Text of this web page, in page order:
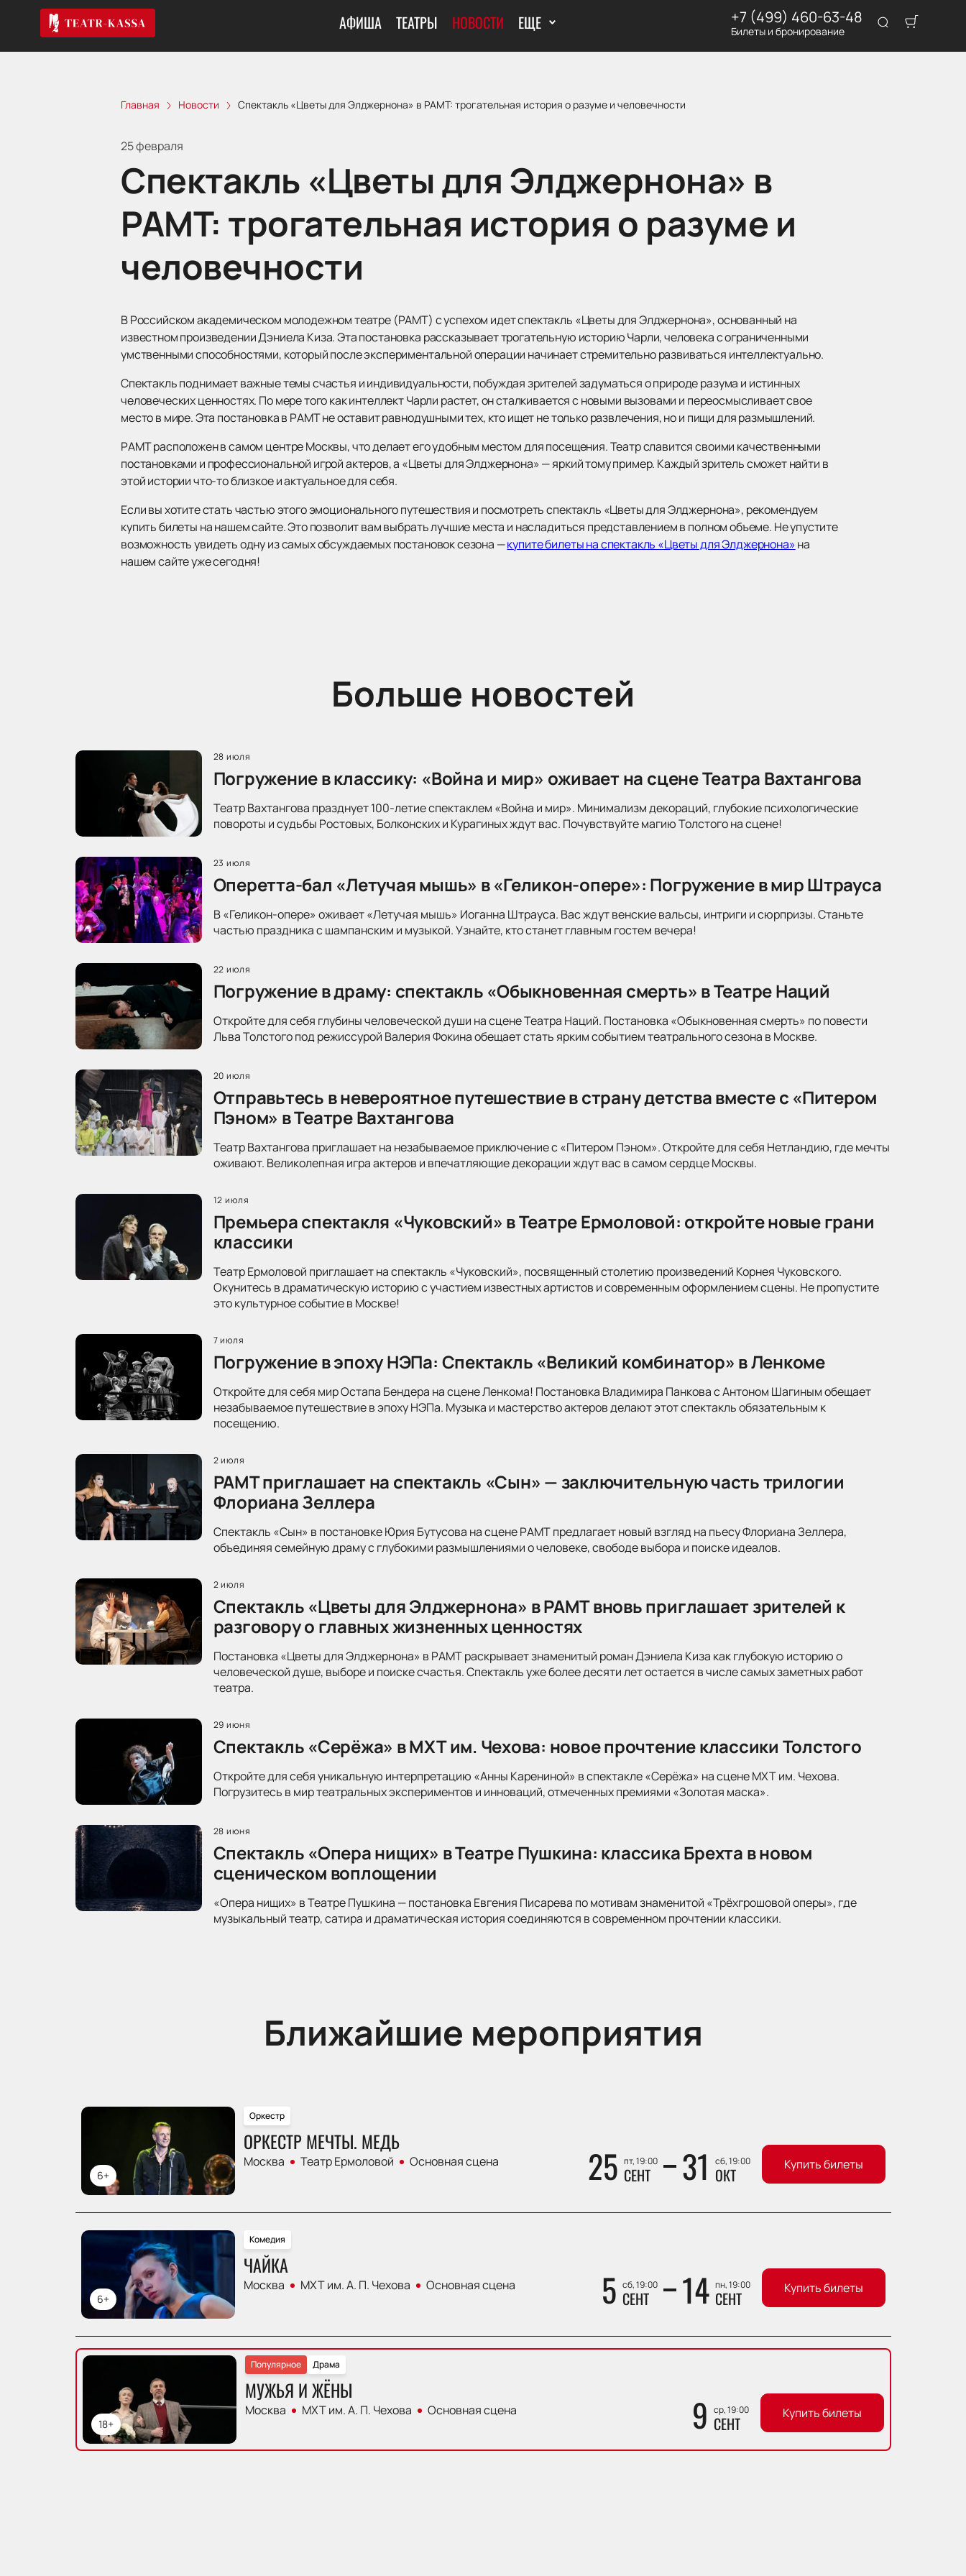
АФИША ТЕАТРЫ НОВОСТИ ЕЩЕ +7 (499) 460-63-48
Билеты и бронирование
Главная Новости Спектакль «Цветы для Элджернона» в РАМТ: трогательная история о разуме и человечности
25 февраля
Спектакль «Цветы для Элджернона» в
РАМТ: трогательная история о разуме и
человечности
В Российском академическом молодежном театре (РАМТ) с успехом идет спектакль «Цветы для Элджернона», основанный на
известном произведении Дэниела Киза. Эта постановка рассказывает трогательную историю Чарли, человека с ограниченными
умственными способностями, который после экспериментальной операции начинает стремительно развиваться интеллектуально.
Спектакль поднимает важные темы счастья и индивидуальности, побуждая зрителей задуматься о природе разума и истинных
человеческих ценностях. По мере того как интеллект Чарли растет, он сталкивается с новыми вызовами и переосмысливает свое
место в мире. Эта постановка в РАМТ не оставит равнодушными тех, кто ищет не только развлечения, но и пищи для размышлений.
РАМТ расположен в самом центре Москвы, что делает его удобным местом для посещения. Театр славится своими качественными
постановками и профессиональной игрой актеров, а «Цветы для Элджернона» — яркий тому пример. Каждый зритель сможет найти в
этой истории что-то близкое и актуальное для себя.
Если вы хотите стать частью этого эмоционального путешествия и посмотреть спектакль «Цветы для Элджернона», рекомендуем
купить билеты на нашем сайте. Это позволит вам выбрать лучшие места и насладиться представлением в полном объеме. Не упустите
возможность увидеть одну из самых обсуждаемых постановок сезона —купите билеты на спектакль «Цветы для Элджернона»на
нашем сайте уже сегодня!
Больше новостей
28 июля
Погружение в классику: «Война и мир» оживает на сцене Театра Вахтангова
Театр Вахтангова празднует 100-летие спектаклем «Война и мир». Минимализм декораций, глубокие психологические
повороты и судьбы Ростовых, Болконских и Курагиных ждут вас. Почувствуйте магию Толстого на сцене!
23 июля
Оперетта-бал «Летучая мышь» в «Геликон-опере»: Погружение в мир Штрауса
В «Геликон-опере» оживает «Летучая мышь» Иоганна Штрауса. Вас ждут венские вальсы, интриги и сюрпризы. Станьте
частью праздника с шампанским и музыкой. Узнайте, кто станет главным гостем вечера!
22 июля
Погружение в драму: спектакль «Обыкновенная смерть» в Театре Наций
Откройте для себя глубины человеческой души на сцене Театра Наций. Постановка «Обыкновенная смерть» по повести
Льва Толстого под режиссурой Валерия Фокина обещает стать ярким событием театрального сезона в Москве.
20 июля
Отправьтесь в невероятное путешествие в страну детства вместе с «Питером
Пэном» в Театре Вахтангова
Театр Вахтангова приглашает на незабываемое приключение с «Питером Пэном». Откройте для себя Нетландию, где мечты
оживают. Великолепная игра актеров и впечатляющие декорации ждут вас в самом сердце Москвы.
12 июля
Премьера спектакля «Чуковский» в Театре Ермоловой: откройте новые грани
классики
Театр Ермоловой приглашает на спектакль «Чуковский», посвященный столетию произведений Корнея Чуковского.
Окунитесь в драматическую историю с участием известных артистов и современным оформлением сцены. Не пропустите
это культурное событие в Москве!
7 июля
Погружение в эпоху НЭПа: Спектакль «Великий комбинатор» в Ленкоме
Откройте для себя мир Остапа Бендера на сцене Ленкома! Постановка Владимира Панкова с Антоном Шагиным обещает
незабываемое путешествие в эпоху НЭПа. Музыка и мастерство актеров делают этот спектакль обязательным к
посещению.
2 июля
РАМТ приглашает на спектакль «Сын» — заключительную часть трилогии
Флориана Зеллера
Спектакль «Сын» в постановке Юрия Бутусова на сцене РАМТ предлагает новый взгляд на пьесу Флориана Зеллера,
объединяя семейную драму с глубокими размышлениями о человеке, свободе выбора и поиске идеалов.
2 июля
Спектакль «Цветы для Элджернона» в РАМТ вновь приглашает зрителей к
разговору о главных жизненных ценностях
Постановка «Цветы для Элджернона» в РАМТ раскрывает знаменитый роман Дэниела Киза как глубокую историю о
человеческой душе, выборе и поиске счастья. Спектакль уже более десяти лет остается в числе самых заметных работ
театра.
29 июня
Спектакль «Серёжа» в МХТ им. Чехова: новое прочтение классики Толстого
Откройте для себя уникальную интерпретацию «Анны Карениной» в спектакле «Серёжа» на сцене МХТ им. Чехова.
Погрузитесь в мир театральных экспериментов и инноваций, отмеченных премиями «Золотая маска».
28 июня
Спектакль «Опера нищих» в Театре Пушкина: классика Брехта в новом
сценическом воплощении
«Опера нищих» в Театре Пушкина — постановка Евгения Писарева по мотивам знаменитой «Трёхгрошовой оперы», где
музыкальный театр, сатира и драматическая история соединяются в современном прочтении классики.
Ближайшие мероприятия
6+
Оркестр
ОРКЕСТР МЕЧТЫ. МЕДЬ
Москва Театр Ермоловой Основная сцена 25 пт, 19:00
СЕНТ 31 сб, 19:00
ОКТ Купить билеты
6+
Комедия
ЧАЙКА
Москва МХТ им. А. П. Чехова Основная сцена 5 сб, 19:00
СЕНТ 14 пн, 19:00
СЕНТ Купить билеты
18+
Драма
Популярное
МУЖЬЯ И ЖЁНЫ
Москва МХТ им. А. П. Чехова Основная сцена 9 ср, 19:00
СЕНТ Купить билеты